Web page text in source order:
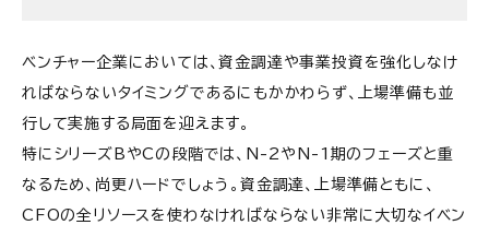
ベンチャー企業においては、資金調達や事業投資を強化しなけ
ればならないタイミングであるにもかかわらず、上場準備も並
行して実施する局面を迎えます。
特にシリーズBやCの段階では、N-2やN-1期のフェーズと重
なるため、尚更ハードでしょう。資金調達、上場準備ともに、
CFOの全リソースを使わなければならない非常に大切なイベン